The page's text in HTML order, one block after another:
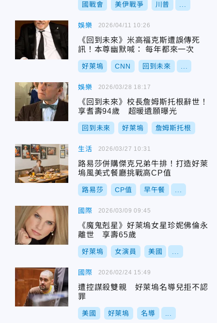
國戰會 美伊戰爭 川普
娛樂
《回到未來》米高福克斯遭誤傳死
訊！本尊幽默喊： 每年都來一次
好萊塢 CNN 回到未來
2026/04/11 10:26
娛樂
《回到未來》校長詹姆斯托根辭世！
享耆壽94歲 超暖遺願曝光
回到未來 好萊塢 詹姆斯托根
2026/03/28 18:17
生活
路易莎併購傑克兄弟牛排！打造好萊
塢風美式餐廳挑戰高CP值
路易莎 CP值 早午餐
2026/03/27 10:31
國際
《魔鬼剋星》好萊塢女星珍妮佛倫永
離世 享壽65歲
好萊塢 女演員 美國
2026/03/09 09:45
國際
遭控謀殺雙親 好萊塢名導兒拒不認
罪
美國 好萊塢 名導
2026/02/24 15:49